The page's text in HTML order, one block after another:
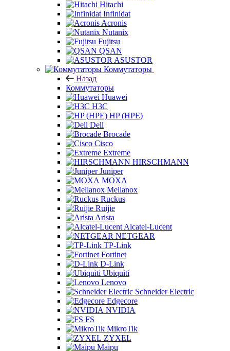
Hitachi
Infinidat
Acronis
Nutanix
Fujitsu
QSAN
ASUSTOR
Коммутаторы
Назад
Коммутаторы
Huawei
H3C
HP (HPE)
Dell
Brocade
Cisco
Extreme
HIRSCHMANN
Juniper
MOXA
Mellanox
Ruckus
Ruijie
Arista
Alcatel-Lucent
NETGEAR
TP-Link
Fortinet
D-Link
Ubiquiti
Lenovo
Schneider Electric
Edgecore
NVIDIA
FS
MikroTik
ZYXEL
Maipu